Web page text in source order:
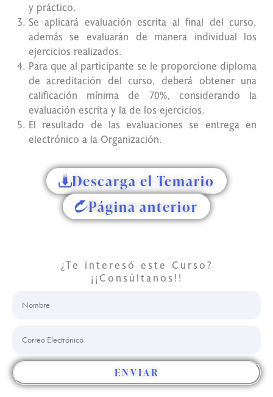
y práctico.
Se aplicará evaluación escrita al final del curso,
además se evaluarán de manera individual los
ejercicios realizados.
Para que al participante se le proporcione diploma
de acreditación del curso, deberá obtener una
calificación mínima de 70%, considerando la
evaluación escrita y la de los ejercicios.
El resultado de las evaluaciones se entrega en
electrónico a la Organización.
Descarga el Temario
Página anterior
Conócenos
¿Te interesó este Curso?
¡¡Consúltanos!!
Electrónico
ENVIAR